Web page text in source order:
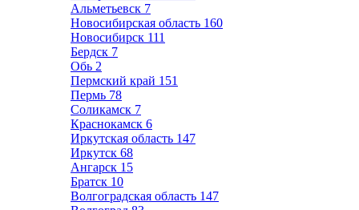
Альметьевск 7
Новосибирская область 160
Новосибирск 111
Бердск 7
Обь 2
Пермский край 151
Пермь 78
Соликамск 7
Краснокамск 6
Иркутская область 147
Иркутск 68
Ангарск 15
Братск 10
Волгоградская область 147